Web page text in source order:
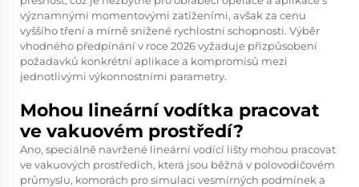
významnými momentovými zatíženími, avšak za cenu
vyššího tření a mírně snížené rychlostní schopnosti. Výběr
vhodného předpínání v roce 2026 vyžaduje přizpůsobení
požadavků konkrétní aplikace a kompromisů mezi
jednotlivými výkonnostními parametry.
Mohou lineární vodítka pracovat
ve vakuovém prostředí?
Ano, speciálně navržené lineární vodící lišty mohou pracovat
ve vakuových prostředích, která jsou běžná v polovodičovém
průmyslu, komorách pro simulaci vesmírných podmínek a